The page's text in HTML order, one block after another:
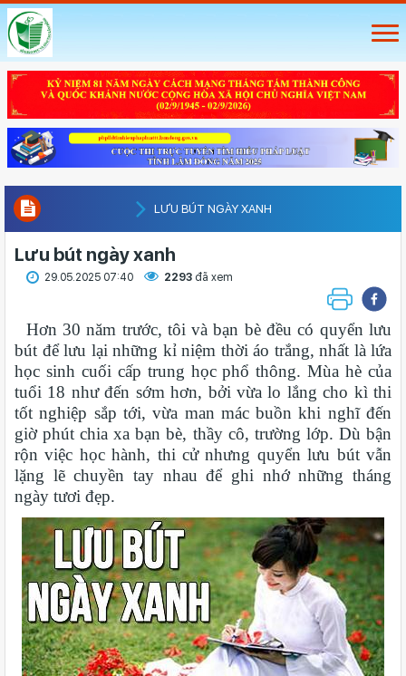
LƯU BÚT NGÀY XANH
Lưu bút ngày xanh
29.05.2025 07:40 2293 đã xem
Hơn 30 năm trước, tôi và bạn bè đều có quyển lưu
bút để lưu lại những kỉ niệm thời áo trắng, nhất là lứa
học sinh cuối cấp trung học phổ thông. Mùa hè của
tuổi 18 như đến sớm hơn, bởi vừa lo lắng cho kì thi
tốt nghiệp sắp tới, vừa man mác buồn khi nghĩ đến
giờ phút chia xa bạn bè, thầy cô, trường lớp. Dù bận
rộn việc học hành, thi cử nhưng quyển lưu bút vẫn
lặng lẽ chuyền tay nhau để ghi nhớ những tháng
ngày tươi đẹp.